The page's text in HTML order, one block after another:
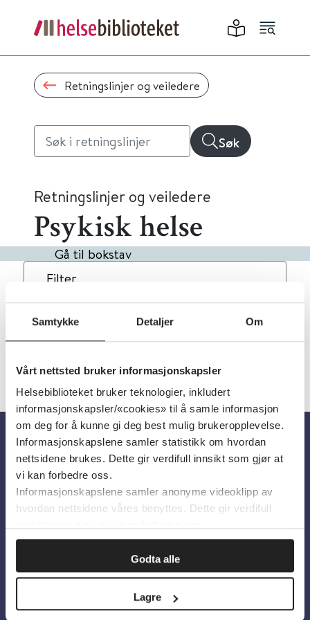
Samtykke Detaljer Om
Vårt nettsted bruker informasjonskapsler
Helsebiblioteket bruker teknologier, inkludert
informasjonskapsler/«cookies» til å samle informasjon
om deg for å kunne gi deg best mulig brukeropplevelse.
Informasjonskapslene samler statistikk om hvordan
nettsidene brukes. Dette gir verdifull innsikt som gjør at
vi kan forbedre oss.
Informasjonskapslene samler anonyme videoklipp av
hvordan nettsidene våres benyttes. Dette gir verdifull
Godta alle
Lagre
Retningslinjer og veiledere
Søk
Retningslinjer og veiledere
Psykisk helse
Gå til bokstav
Filter
2Treff Dato Alfabetisk
Om oss
Om Helsebiblioteket
Personvern og informasjonskapsler
Tilgjengelighetserklæring
Information in English
Bilder fra Colourbox.com